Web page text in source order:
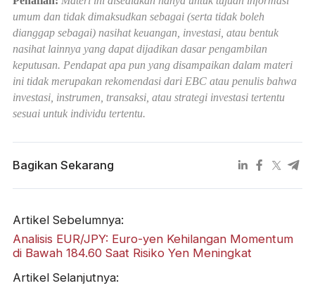
umum dan tidak dimaksudkan sebagai (serta tidak boleh
dianggap sebagai) nasihat keuangan, investasi, atau bentuk
nasihat lainnya yang dapat dijadikan dasar pengambilan
keputusan. Pendapat apa pun yang disampaikan dalam materi
ini tidak merupakan rekomendasi dari EBC atau penulis bahwa
investasi, instrumen, transaksi, atau strategi investasi tertentu
sesuai untuk individu tertentu.
Bagikan Sekarang
Artikel Sebelumnya:
Analisis EUR/JPY: Euro-yen Kehilangan Momentum
di Bawah 184.60 Saat Risiko Yen Meningkat
Artikel Selanjutnya: